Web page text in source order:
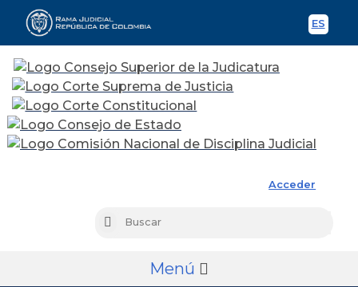
ES
Acceder
Buscar
Menú